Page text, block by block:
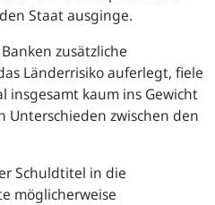
Staat ausginge.
zusätzliche
Länderrisiko auferlegt, fiele
insgesamt kaum ins Gewicht
Unterschieden zwischen den
Schuldtitel in die
möglicherweise